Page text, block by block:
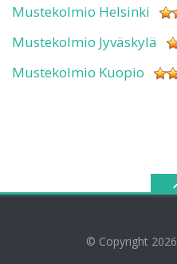
Mustekolmio Helsinki
Mustekolmio Jyväskylä
Mustekolmio Kuopio
© Copyright 2026